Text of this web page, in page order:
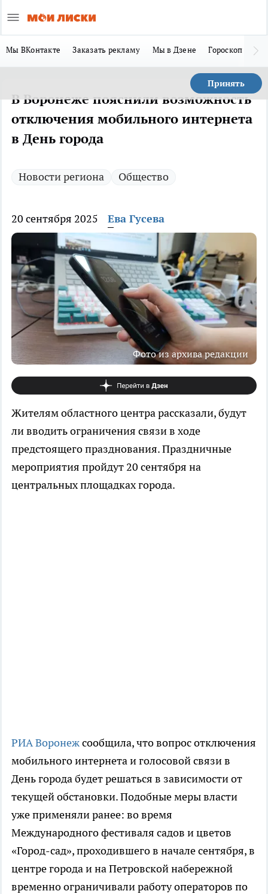
Мы ВКонтакте Заказать рекламу Мы в Дзене Гороскоп
Принять
В Воронеже пояснили возможность
отключения мобильного интернета
в День города
Новости региона Общество
20 сентября 2025 Ева Гусева
Фото из архива редакции
Жителям областного центра рассказали, будут
ли вводить ограничения связи в ходе
предстоящего празднования. Праздничные
мероприятия пройдут 20 сентября на
центральных площадках города.
РИА Воронежсообщила, что вопрос отключения
мобильного интернета и голосовой связи в
День города будет решаться в зависимости от
текущей обстановки. Подобные меры власти
уже применяли ранее: во время
Международного фестиваля садов и цветов
«Город-сад», проходившего в начале сентября, в
центре города и на Петровской набережной
временно ограничивали работу операторов по